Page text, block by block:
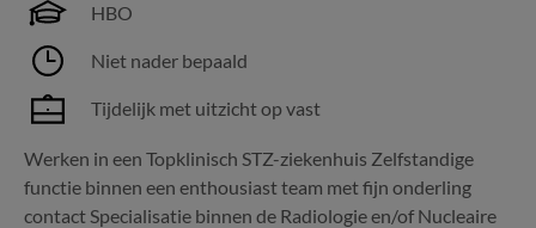
HBO
Niet nader bepaald
Tijdelijk met uitzicht op vast
Werken in een Topklinisch STZ-ziekenhuis Zelfstandige
functie binnen een enthousiast team met fijn onderling
contact Specialisatie binnen de Radiologie en/of Nucleaire